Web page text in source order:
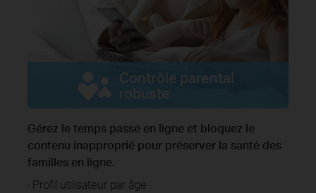
Contrôle parental
robuste
Gérez le temps passé en ligne et bloquez le
contenu inapproprié pour préserver la santé des
familles en ligne.
· Profil utilisateur par âge